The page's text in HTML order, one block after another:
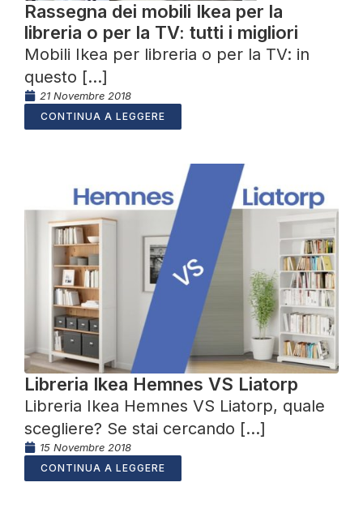
Rassegna dei mobili Ikea per la
libreria o per la TV: tutti i migliori
Mobili Ikea per libreria o per la TV: in
questo [...]
21 Novembre 2018
CONTINUA A LEGGERE
Libreria Ikea Hemnes VS Liatorp
Libreria Ikea Hemnes VS Liatorp, quale
scegliere? Se stai cercando [...]
15 Novembre 2018
CONTINUA A LEGGERE